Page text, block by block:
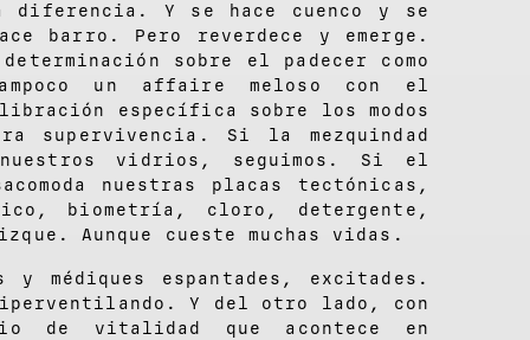
diferencia. Y se hace cuenco y se
barro. Pero reverdece y emerge.
sobre el padecer como
un affaire meloso con el
específica sobre los modos
supervivencia. Si la mezquindad
vidrios, seguimos. Si el
nuestras placas tectónicas,
biometría, cloro, detergente,
Aunque cueste muchas vidas.
y médiques espantades, excitades.
Y del otro lado, con
de vitalidad que acontece en